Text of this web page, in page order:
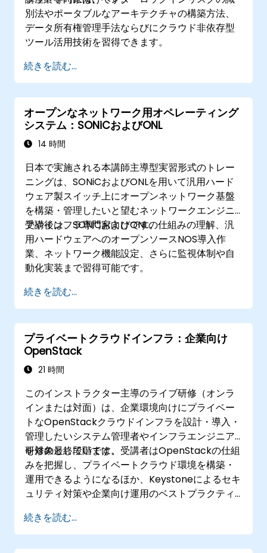
別法やポータブルなアーキテクチャの構築方法、
データ所有権管理手法ならびにクラウド非依存型
ツール活用技術を習得できます。
続きを読む...
オープンなネットワーク用オペレーティング
システム：SONiCおよびONL
14 時間
日本で実施される本講師主導型実習形式のトレー
ニングは、SONiCおよびONLを用いて汎用ハード
ウェア製スイッチ上にオープンネットワーク基盤
を構築・管理したいと望むネットワークエンジニ
アやインフラ専門家向けです。
受講後は、SONiCおよびONLの仕組みの理解、汎
用ハードウェアへのオープンソースNOS導入作
業、ネットワーク機能設定、さらに監視体制や自
動化実装まで習得可能です。
続きを読む...
プライベートクラウドインフラ：企業向け
OpenStack
21 時間
このインストラクター主導のライブ研修（オンラ
インまたは対面）は、企業環境向けにプライベー
トなOpenStackクラウドインフラを設計・導入・
管理したいシステム管理者やインフラエンジニア
を対象としています。
研修の最終段階では、受講者はOpenStackの仕組
みを把握し、プライベートクラウド環境を構築・
運用できるようになるほか、Keystoneによるセキ
ュリティ対策や企業向け運用のベストプラクティ
続きを読む...